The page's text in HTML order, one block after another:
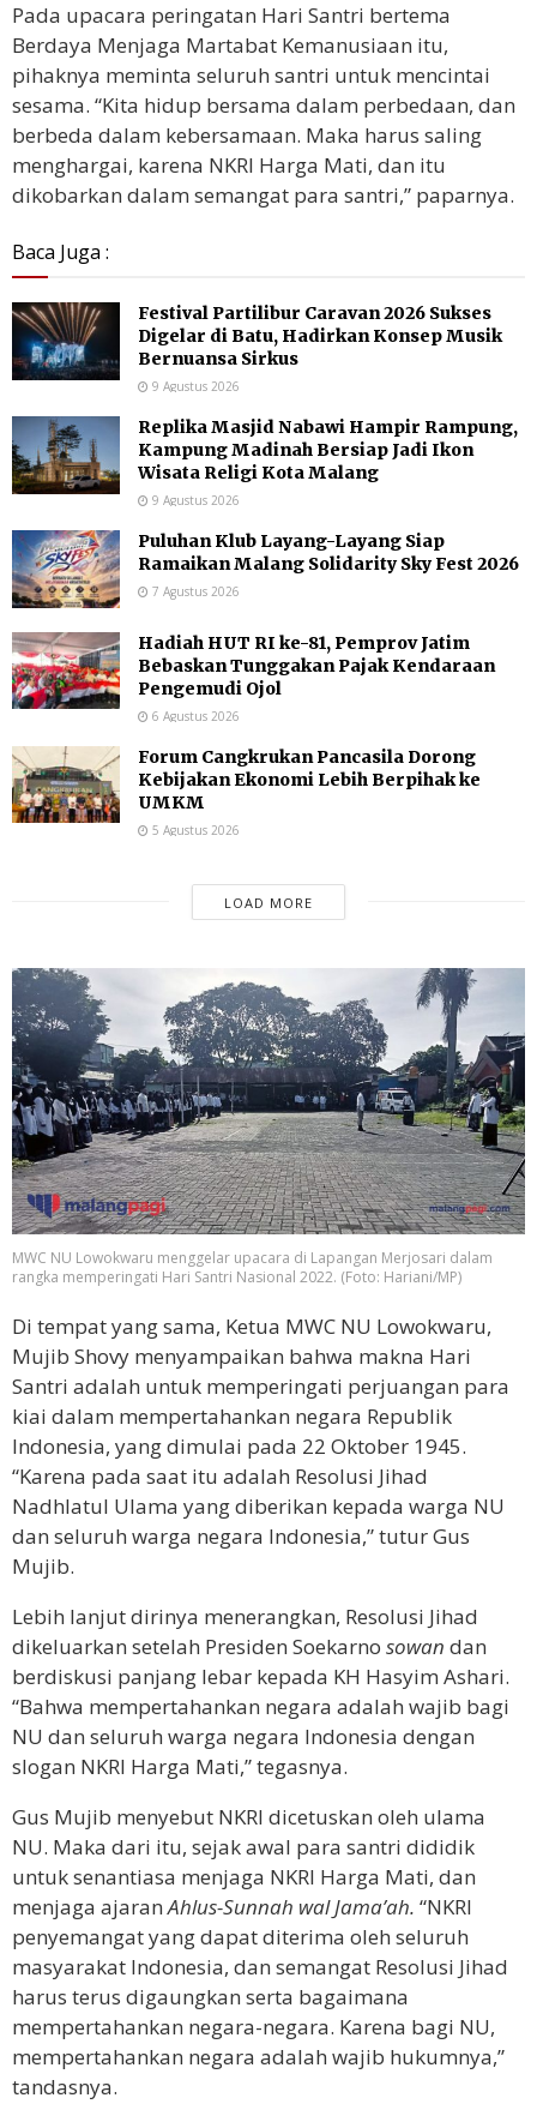
Pada upacara peringatan Hari Santri bertema
Berdaya Menjaga Martabat Kemanusiaan itu,
pihaknya meminta seluruh santri untuk mencintai
sesama. “Kita hidup bersama dalam perbedaan, dan
berbeda dalam kebersamaan. Maka harus saling
menghargai, karena NKRI Harga Mati, dan itu
dikobarkan dalam semangat para santri,” paparnya.
Baca Juga :
Festival Partilibur Caravan 2026 Sukses
Digelar di Batu, Hadirkan Konsep Musik
Bernuansa Sirkus
9 Agustus 2026
Replika Masjid Nabawi Hampir Rampung,
Kampung Madinah Bersiap Jadi Ikon
Wisata Religi Kota Malang
9 Agustus 2026
Puluhan Klub Layang-Layang Siap
Ramaikan Malang Solidarity Sky Fest 2026
7 Agustus 2026
Hadiah HUT RI ke-81, Pemprov Jatim
Bebaskan Tunggakan Pajak Kendaraan
Pengemudi Ojol
6 Agustus 2026
Forum Cangkrukan Pancasila Dorong
Kebijakan Ekonomi Lebih Berpihak ke
UMKM
5 Agustus 2026
LOAD MORE
MWC NU Lowokwaru menggelar upacara di Lapangan Merjosari dalam
rangka memperingati Hari Santri Nasional 2022. (Foto: Hariani/MP)
Di tempat yang sama, Ketua MWC NU Lowokwaru,
Mujib Shovy menyampaikan bahwa makna Hari
Santri adalah untuk memperingati perjuangan para
kiai dalam mempertahankan negara Republik
Indonesia, yang dimulai pada 22 Oktober 1945.
“Karena pada saat itu adalah Resolusi Jihad
Nadhlatul Ulama yang diberikan kepada warga NU
dan seluruh warga negara Indonesia,” tutur Gus
Mujib.
Lebih lanjut dirinya menerangkan, Resolusi Jihad
dikeluarkan setelah Presiden Soekarno sowan dan
berdiskusi panjang lebar kepada KH Hasyim Ashari.
“Bahwa mempertahankan negara adalah wajib bagi
NU dan seluruh warga negara Indonesia dengan
slogan NKRI Harga Mati,” tegasnya.
Gus Mujib menyebut NKRI dicetuskan oleh ulama
NU. Maka dari itu, sejak awal para santri dididik
untuk senantiasa menjaga NKRI Harga Mati, dan
menjaga ajaranAhlus-Sunnah wal Jama’ah. “NKRI
penyemangat yang dapat diterima oleh seluruh
masyarakat Indonesia, dan semangat Resolusi Jihad
harus terus digaungkan serta bagaimana
mempertahankan negara-negara. Karena bagi NU,
mempertahankan negara adalah wajib hukumnya,”
tandasnya.